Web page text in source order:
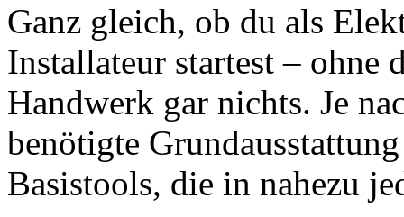
Ganz gleich, ob du als
Installateur startest – ohne
Handwerk gar nichts. Je
benötigte
Basistools, die in nahezu